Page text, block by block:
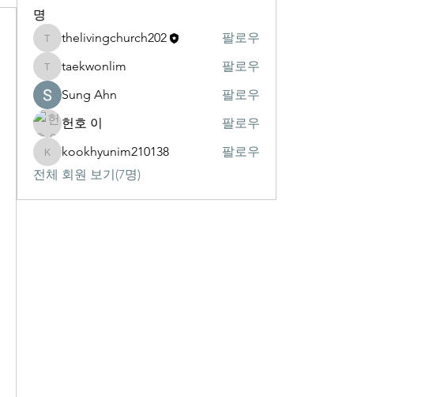
명
thelivingchurch202
thelivingchurch202 팔로우
taekwonlim
taekwonlim
팔로우
Sung Ahn
팔로우
헌호 이
팔로우
kookhyunim210138
kookhyunim210138
팔로우
전체 회원 보기(7명)